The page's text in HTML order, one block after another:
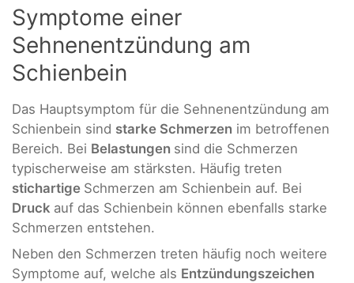
Symptome einer
Sehnenentzündung am
Schienbein
Das Hauptsymptom für die Sehnenentzündung am
Schienbein sind starke Schmerzen im betroffenen
Bereich. Bei Belastungen sind die Schmerzen
typischerweise am stärksten. Häufig treten
stichartige Schmerzen am Schienbein auf. Bei
Druck auf das Schienbein können ebenfalls starke
Schmerzen entstehen.
Neben den Schmerzen treten häufig noch weitere
Symptome auf, welche als Entzündungszeichen